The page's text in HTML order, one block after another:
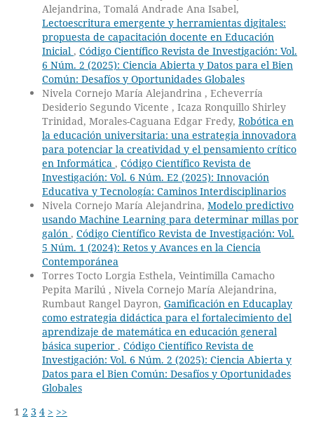
Alejandrina, Tomalá Andrade Ana Isabel,
Lectoescritura emergente y herramientas digitales:
propuesta de capacitación docente en Educación
Inicial , Código Científico Revista de Investigación: Vol.
6 Núm. 2 (2025): Ciencia Abierta y Datos para el Bien
Común: Desafíos y Oportunidades Globales
Nivela Cornejo María Alejandrina , Echeverría
Desiderio Segundo Vicente , Icaza Ronquillo Shirley
Trinidad, Morales-Caguana Edgar Fredy, Robótica en
la educación universitaria: una estrategia innovadora
para potenciar la creatividad y el pensamiento crítico
en Informática , Código Científico Revista de
Investigación: Vol. 6 Núm. E2 (2025): Innovación
Educativa y Tecnología: Caminos Interdisciplinarios
Nivela Cornejo María Alejandrina, Modelo predictivo
usando Machine Learning para determinar millas por
galón , Código Científico Revista de Investigación: Vol.
5 Núm. 1 (2024): Retos y Avances en la Ciencia
Contemporánea
Torres Tocto Lorgia Esthela, Veintimilla Camacho
Pepita Marilú , Nivela Cornejo María Alejandrina,
Rumbaut Rangel Dayron, Gamificación en Educaplay
como estrategia didáctica para el fortalecimiento del
aprendizaje de matemática en educación general
básica superior , Código Científico Revista de
Investigación: Vol. 6 Núm. 2 (2025): Ciencia Abierta y
Datos para el Bien Común: Desafíos y Oportunidades
Globales
1 2 3 4 > >>